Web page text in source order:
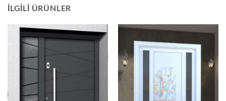
İLGILI ÜRÜNLER